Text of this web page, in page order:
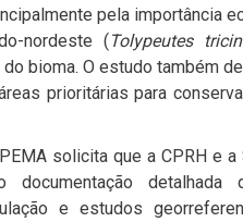
pela importância
nordeste (Tolypeutes
bioma. O estudo também
prioritárias para
solicita que a CPRH e
documentação
e estudos